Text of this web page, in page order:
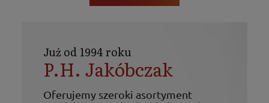
Już od 1994 roku
P.H. Jakóbczak
Oferujemy szeroki asortyment